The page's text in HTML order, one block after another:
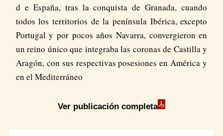
d e España, tras la conquista de Granada, cuando
todos los territorios de la península Ibérica, excepto
Portugal y por pocos años Navarra, convergieron en
un reino único que integraba las coronas de Castilla y
Aragón, con sus respectivas posesiones en América y
en el Mediterráneo
Ver publicación completa